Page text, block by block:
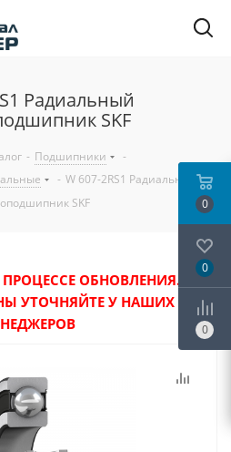
Радиальный
SKF
- Подшипники
-
- W 607-2RS1 Радиальный
SKF
ОБНОВЛЕНИЯ.
УТОЧНЯЙТЕ У НАШИХ
0
0
0